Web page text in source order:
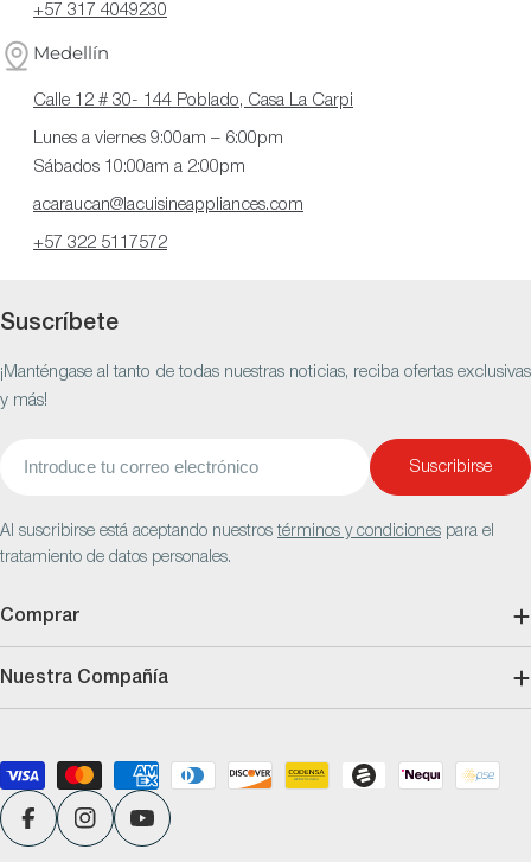
+57 317 4049230
Medellín
Calle 12 # 30- 144 Poblado, Casa La Carpi
Lunes a viernes 9:00am – 6:00pm
Sábados 10:00am a 2:00pm
acaraucan@lacuisineappliances.com
+57 322 5117572
Suscríbete
¡Manténgase al tanto de todas nuestras noticias, reciba ofertas exclusivas
y más!
Suscribirse
Al suscribirse está aceptando nuestrostérminos y condiciones para el
tratamiento de datos personales.
Comprar
Nuestra Compañía
Métodos
de
pagoFacebookInstagramYouTube